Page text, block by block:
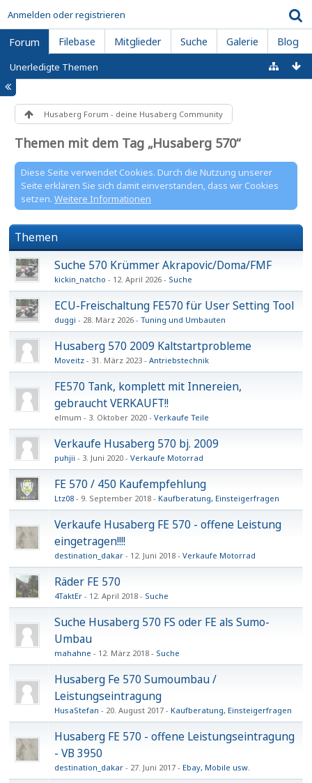
Anmelden oder registrieren
Forum Filebase Mitglieder Suche Galerie Blog
Unerledigte Themen
Husaberg Forum - deine Husaberg Community
Themen mit dem Tag „Husaberg 570“
Diese Seite verwendet Cookies. Durch die Nutzung unserer
Seite erklären Sie sich damit einverstanden, dass wir Cookies
setzen. Weitere Informationen
Themen
Suche 570 Krümmer Akrapovic/Doma/FMF
kickin_natcho 12. April 2026 Suche
ECU-Freischaltung FE570 für User Setting Tool
duggi 28. März 2026 Tuning und Umbauten
Husaberg 570 2009 Kaltstartprobleme
Moveitz 31. März 2023 Antriebstechnik
FE570 Tank, komplett mit Innereien,
gebraucht VERKAUFT!!
elmum 3. Oktober 2020 Verkaufe Teile
Verkaufe Husaberg 570 bj. 2009
puhjii 3. Juni 2020 Verkaufe Motorrad
FE 570 / 450 Kaufempfehlung
Ltz08 9. September 2018 Kaufberatung, Einsteigerfragen
Verkaufe Husaberg FE 570 - offene Leistung
eingetragen!!!!
destination_dakar 12. Juni 2018 Verkaufe Motorrad
Räder FE 570
4TaktEr 12. April 2018 Suche
Suche Husaberg 570 FS oder FE als Sumo-
Umbau
mahahne 12. März 2018 Suche
Husaberg Fe 570 Sumoumbau /
Leistungseintragung
HusaStefan 20. August 2017 Kaufberatung, Einsteigerfragen
Husaberg FE 570 - offene Leistungseintragung
- VB 3950
destination_dakar 27. Juni 2017 Ebay, Mobile usw.